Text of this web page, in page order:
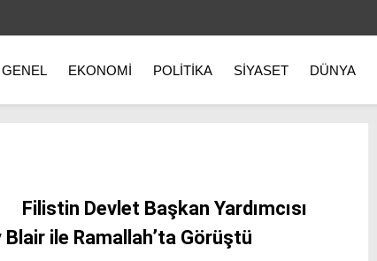
GENEL EKONOMI POLITIKA SIYASET DÜNYA
Filistin Devlet Başkan Yardımcısı
ile Ramallah’ta Görüştü